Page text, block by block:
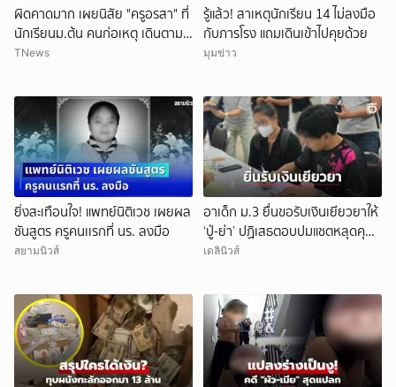
ผิดคาดมาก เผยนิสัย "ครูอรสา" ที่
นักเรียนม.ต้น คนก่อเหตุ เดินตาม
หา
TNews
รู้แล้ว! สาเหตุนักเรียน 14 ไม่ลงมือ
กับภารโรง แถมเดินเข้าไปคุยด้วย
มุมข่าว
ยิ่งสะเทือนใจ! แพทย์นิติเวช เผยผล
ชันสูตร ครูคนเเรกที่ นร. ลงมือ
สยามนิวส์
อาเด็ก ม.3 ยื่นขอรับเงินเยียวยาให้
‘ปู่-ย่า’ ปฏิเสธตอบปมแชตหลุดคุย
แม่ ‘ถูกกลั่นแกล้ง’
เดลินิวส์